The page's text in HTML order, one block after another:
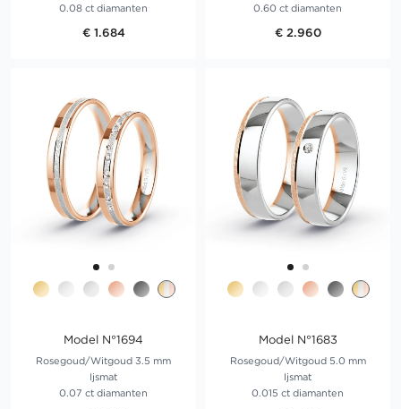
0.08 ct diamanten
€ 1.684
0.60 ct diamanten
€ 2.960
Model N°1694
Rosegoud/Witgoud 3.5 mm
Ijsmat
0.07 ct diamanten
Model N°1683
Rosegoud/Witgoud 5.0 mm
Ijsmat
0.015 ct diamanten